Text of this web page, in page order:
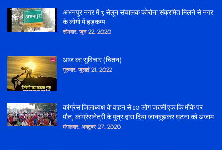
अभनपुर नगर में 3 सेलून संचालक कोरोना संक्रमित मिलने से नगर
के लोगो में हड़कम्प
सोमवार, जून 22, 2020
आज का सुविचार (चिंतन)
गुरुवार, जुलाई 21, 2022
कांग्रेस जिलाध्यक्ष के वाहन से 10 लोग जख्मी एक कि मौके पर
मौत, कांग्रेसनेत्री के पुत्र द्वारा दिया जानबूझकर घटना को अंजाम
मंगलवार, अक्टूबर 27, 2020